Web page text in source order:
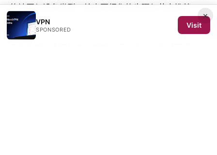
的地区与设备类型，给出更细化的步骤与节点推荐。
Sources:
×
VPN
SPONSORED
Visit